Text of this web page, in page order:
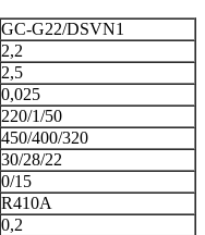
GC-G22/DSVN1
2,2
2,5
0,025
220/1/50
450/400/320
30/28/22
0/15
R410A
0,2